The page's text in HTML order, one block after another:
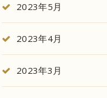
2023年5月
2023年4月
2023年3月